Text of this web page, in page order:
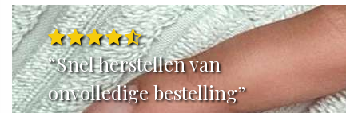
“Snel herstellen van
onvolledige bestelling”